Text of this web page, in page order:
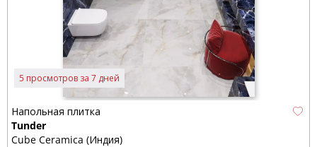
5 просмотров за 7 дней
Напольная плитка
Tunder
Cube Ceramica (Индия)